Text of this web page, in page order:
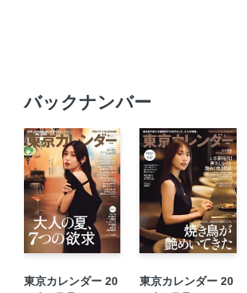
バックナンバー
東京カレンダー 20
東京カレンダー 20